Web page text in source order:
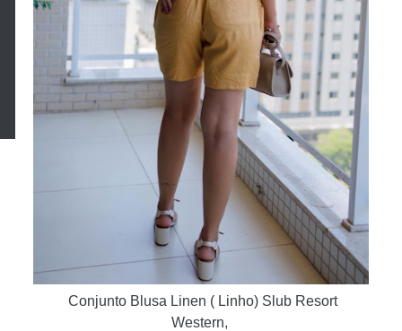
Conjunto Blusa Linen ( Linho) Slub Resort
Western,